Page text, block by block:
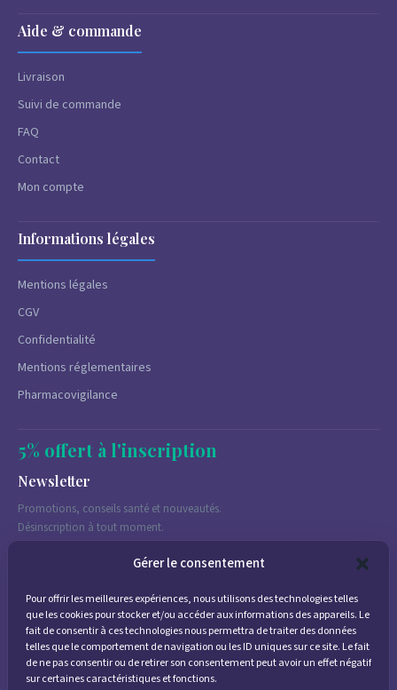
Gérer le consentement
Pour offrir les meilleures expériences, nous utilisons des technologies telles
que les cookies pour stocker et/ou accéder aux informations des appareils. Le
fait de consentir à ces technologies nous permettra de traiter des données
telles que le comportement de navigation ou les ID uniques sur ce site. Le fait
de ne pas consentir ou de retirer son consentement peut avoir un effet négatif
sur certaines caractéristiques et fonctions.
Aide & commande
Livraison
Suivi de commande
FAQ
Contact
Mon compte
Informations légales
Mentions légales
CGV
Confidentialité
Mentions réglementaires
Pharmacovigilance
5% offert à l'inscription
Newsletter
Promotions, conseils santé et nouveautés.
Désinscription à tout moment.
J'accepte de recevoir des emails marketing conformément à la
politique de confidentialité